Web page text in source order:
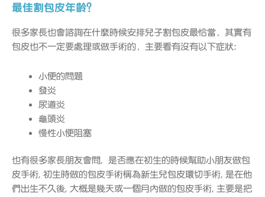
最佳割包皮年齡？
很多家長也會諮詢在什麼時候安排兒子割包皮最恰當，其實有
包皮也不一定要處理或做手術的，主要看有沒有以下症狀:
小便的問題
發炎
尿道炎
龜頭炎
慢性小便阻塞
也有很多家長朋友會問, 是否應在初生的時候幫助小朋友做包
皮手術, 初生時做的包皮手術稱為新生兒包皮環切手術, 是在他
們出生不久後, 大概是幾天或一個月內做的包皮手術, 主要是把